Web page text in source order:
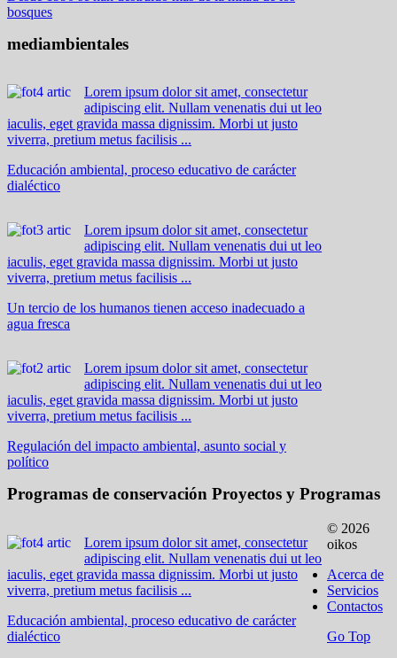
bosques
mediambientales
Lorem ipsum dolor sit amet, consectetur
adipiscing elit. Nullam venenatis dui ut leo
iaculis, eget gravida massa dignissim. Morbi ut justo
viverra, pretium metus facilisis ...
Educación ambiental, proceso educativo de carácter
dialéctico
Lorem ipsum dolor sit amet, consectetur
adipiscing elit. Nullam venenatis dui ut leo
iaculis, eget gravida massa dignissim. Morbi ut justo
viverra, pretium metus facilisis ...
Un tercio de los humanos tienen acceso inadecuado a
agua fresca
Lorem ipsum dolor sit amet, consectetur
adipiscing elit. Nullam venenatis dui ut leo
iaculis, eget gravida massa dignissim. Morbi ut justo
viverra, pretium metus facilisis ...
Regulación del impacto ambiental, asunto social y
político
Programas de conservación Proyectos y Programas
Lorem ipsum dolor sit amet, consectetur
adipiscing elit. Nullam venenatis dui ut leo
iaculis, eget gravida massa dignissim. Morbi ut justo
viverra, pretium metus facilisis ...
Educación ambiental, proceso educativo de carácter
dialéctico
© 2026
oikos
Acerca de
Servicios
Contactos
Go Top